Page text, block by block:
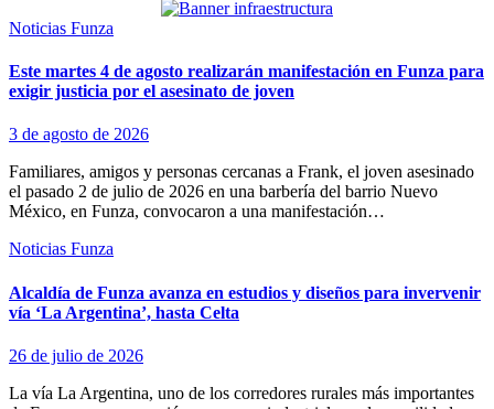
Noticias Funza
Este martes 4 de agosto realizarán manifestación en Funza para
exigir justicia por el asesinato de joven
3 de agosto de 2026
Familiares, amigos y personas cercanas a Frank, el joven asesinado
el pasado 2 de julio de 2026 en una barbería del barrio Nuevo
México, en Funza, convocaron a una manifestación…
Noticias Funza
Alcaldía de Funza avanza en estudios y diseños para invervenir
vía ‘La Argentina’, hasta Celta
26 de julio de 2026
La vía La Argentina, uno de los corredores rurales más importantes